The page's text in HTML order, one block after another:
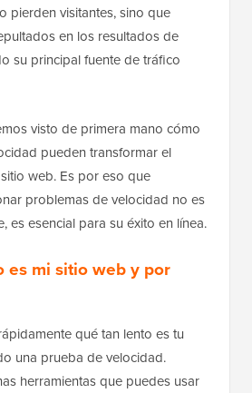
pierden visitantes, sino que
en los resultados de
su principal fuente de tráfico
visto de primera mano cómo
pueden transformar el
web. Es por eso que
problemas de velocidad no es
es esencial para su éxito en línea.
es mi sitio web y por
qué tan lento es tu
una prueba de velocidad.
herramientas que puedes usar